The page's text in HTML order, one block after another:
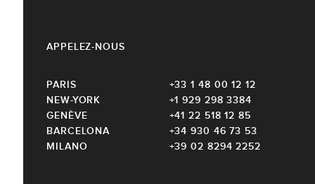
APPELEZ-NOUS
PARIS
+33 1 48 00 12 12
NEW-YORK
+1 929 298 3384
GENÈVE
+41 22 518 12 85
BARCELONA
+34 930 46 73 53
MILANO
+39 02 8294 2252